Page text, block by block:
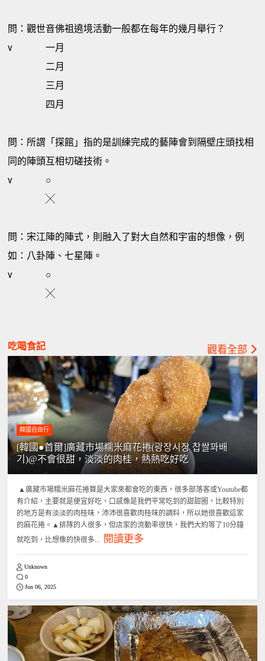
問：觀世音佛祖遶境活動一般都在每年的幾月舉行？
v
一月
二月
三月
四月
問：所謂「探館」指的是訓練完成的藝陣會到隔壁庄頭找相
同的陣頭互相切磋技術。
v
○
╳
問：宋江陣的陣式，則融入了對大自然和宇宙的想像，例
如：八卦陣、七星陣。
v
○
╳
吃喝食記 觀看全部
韓國自由行
[韓國●首爾]廣藏市場糯米麻花捲(광장시장 찹쌀꽈배
기)@不會很甜，淡淡的肉桂，熱熱吃好吃
▲廣藏市場糯米麻花捲算是大家來都會吃的東西，很多部落客或Youtube都
有介紹，主要就是便宜好吃，口感像是我們平常吃到的甜甜圈，比較特別
的地方是有淡淡的肉桂味，沛沛很喜歡肉桂味的調料，所以她很喜歡這家
的麻花捲。▲排隊的人很多，但店家的流動率很快，我們大約等了10分鐘
就吃到，比想像的快很多...
閱讀更多
Unknown
0
Jun 06, 2025